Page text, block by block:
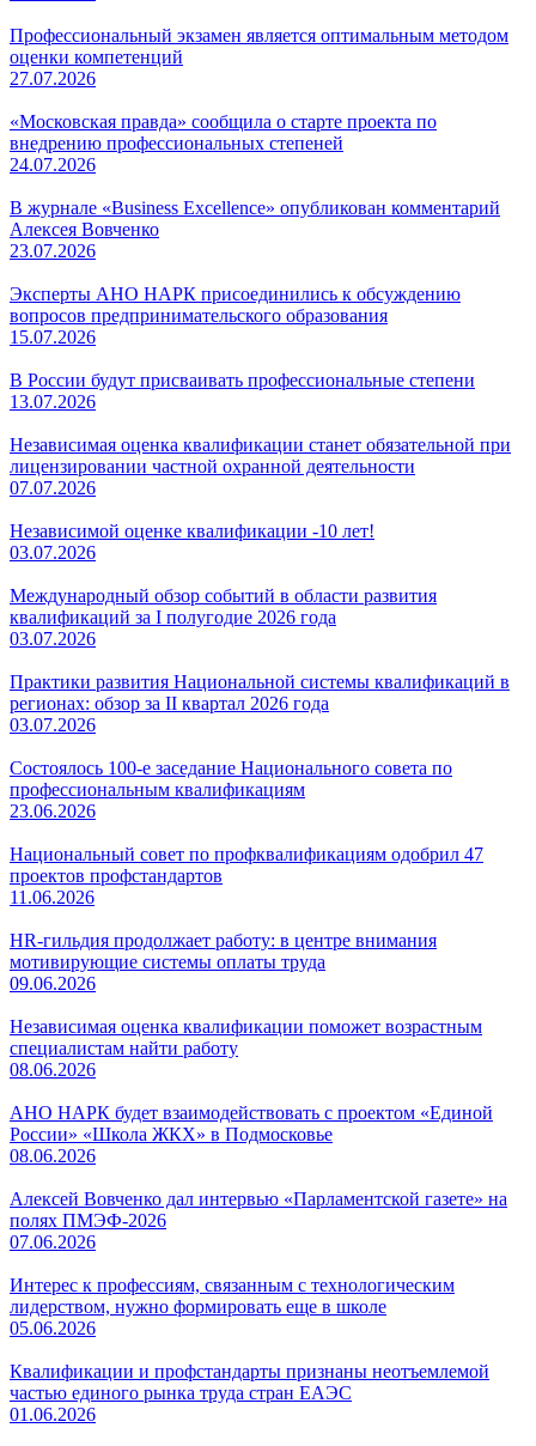
Профессиональный экзамен является оптимальным методом
оценки компетенций
27.07.2026
«Московская правда» сообщила о старте проекта по
внедрению профессиональных степеней
24.07.2026
В журнале «Business Excellence» опубликован комментарий
Алексея Вовченко
23.07.2026
Эксперты АНО НАРК присоединились к обсуждению
вопросов предпринимательского образования
15.07.2026
В России будут присваивать профессиональные степени
13.07.2026
Независимая оценка квалификации станет обязательной при
лицензировании частной охранной деятельности
07.07.2026
Независимой оценке квалификации -10 лет!
03.07.2026
Международный обзор событий в области развития
квалификаций за I полугодие 2026 года
03.07.2026
Практики развития Национальной системы квалификаций в
регионах: обзор за II квартал 2026 года
03.07.2026
Состоялось 100-е заседание Национального совета по
профессиональным квалификациям
23.06.2026
Национальный совет по профквалификациям одобрил 47
проектов профстандартов
11.06.2026
HR-гильдия продолжает работу: в центре внимания
мотивирующие системы оплаты труда
09.06.2026
Независимая оценка квалификации поможет возрастным
специалистам найти работу
08.06.2026
АНО НАРК будет взаимодействовать с проектом «Единой
России» «Школа ЖКХ» в Подмосковье
08.06.2026
Алексей Вовченко дал интервью «Парламентской газете» на
полях ПМЭФ-2026
07.06.2026
Интерес к профессиям, связанным с технологическим
лидерством, нужно формировать еще в школе
05.06.2026
Квалификации и профстандарты признаны неотъемлемой
частью единого рынка труда стран ЕАЭС
01.06.2026